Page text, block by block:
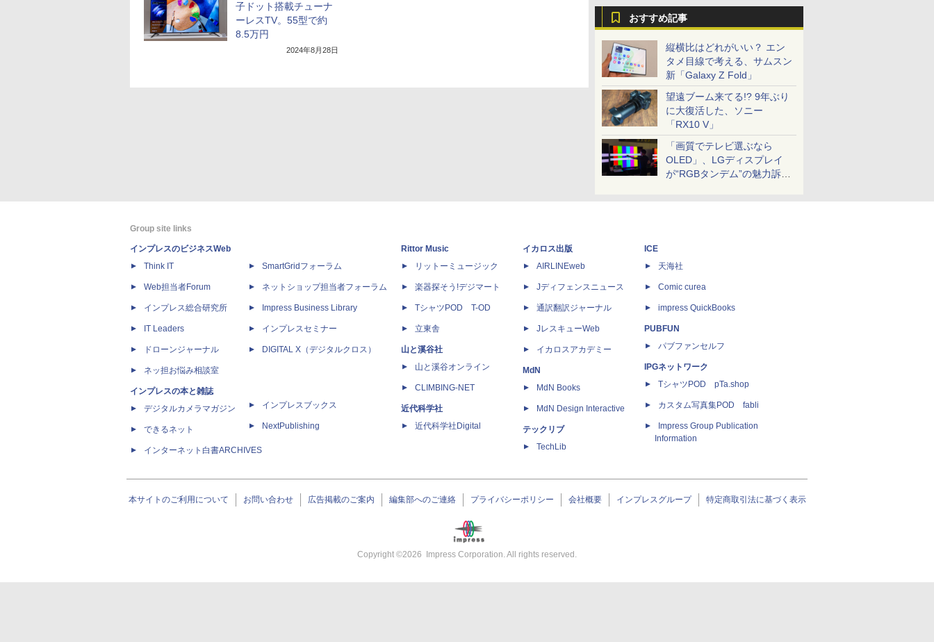
おすすめ記事
縦横比はどれがいい？ エン
タメ目線で考える、サムスン
新「Galaxy Z Fold」
望遠ブーム来てる!? 9年ぶり
に大復活した、ソニー
「RX10 V」
「画質でテレビ選ぶなら
OLED」、LGディスプレイ
が“RGBタンデム”の魅力訴
子ドット搭載チューナ
ーレスTV。55型で約
8.5万円
2024年8月28日
Group site links
インプレスのビジネスWeb
Think IT
Web担当者Forum
インプレス総合研究所
IT Leaders
ドローンジャーナル
ネッ担お悩み相談室
インプレスの本と雑誌
デジタルカメラマガジン
できるネット
インターネット白書ARCHIVES
SmartGridフォーラム
ネットショップ担当者フォーラム
Impress Business Library
インプレスセミナー
DIGITAL X（デジタルクロス）
インプレスブックス
NextPublishing
Rittor Music
リットーミュージック
楽器探そう!デジマート
TシャツPOD T-OD
立東舎
山と溪谷社
山と溪谷オンライン
CLIMBING-NET
近代科学社
近代科学社Digital
イカロス出版
AIRLINEweb
Jディフェンスニュース
通訳翻訳ジャーナル
JレスキューWeb
イカロスアカデミー
MdN
MdN Books
MdN Design Interactive
テックリブ
TechLib
ICE
天海社
Comic curea
impress QuickBooks
PUBFUN
パブファンセルフ
IPGネットワーク
TシャツPOD pTa.shop
カスタム写真集POD fabli
Impress Group Publication
Information
本サイトのご利用について お問い合わせ 広告掲載のご案内 編集部へのご連絡 プライバシーポリシー 会社概要 インプレスグループ 特定商取引法に基づく表示
Copyright ©2026 Impress Corporation. All rights reserved.